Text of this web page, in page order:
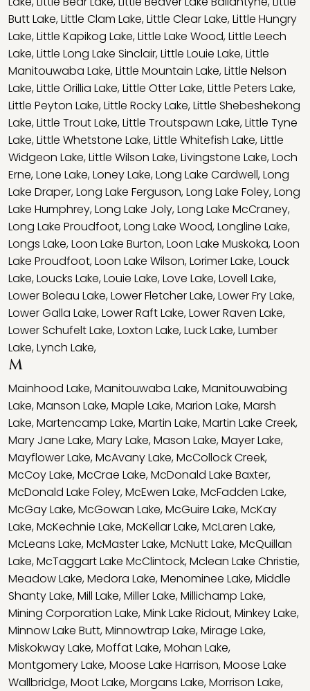
Butt Lake,Little Clam Lake,Little Clear Lake,Little Hungry
Lake,Little Kapikog Lake,Little Lake Wood,Little Leech
Lake,Little Long Lake Sinclair,Little Louie Lake,Little
Manitouwaba Lake,Little Mountain Lake,Little Nelson
Lake,Little Orillia Lake,Little Otter Lake,Little Peters Lake,
Little Peyton Lake,Little Rocky Lake,Little Shebeshekong
Lake,Little Trout Lake,Little Troutspawn Lake,Little Tyne
Lake,Little Whetstone Lake,Little Whitefish Lake,Little
Widgeon Lake,Little Wilson Lake,Livingstone Lake,Loch
Erne,Lone Lake,Loney Lake,Long Lake Cardwell,Long
Lake Draper,Long Lake Ferguson,Long Lake Foley,Long
Lake Humphrey,Long Lake Joly,Long Lake McCraney,
Long Lake Proudfoot,Long Lake Wood,Longline Lake,
Longs Lake,Loon Lake Burton,Loon Lake Muskoka,Loon
Lake Proudfoot,Loon Lake Wilson,Lorimer Lake,Louck
Lake,Loucks Lake,Louie Lake,Love Lake,Lovell Lake,
Lower Boleau Lake,Lower Fletcher Lake,Lower Fry Lake,
Lower Galla Lake,Lower Raft Lake,Lower Raven Lake,
Lower Schufelt Lake,Loxton Lake,Luck Lake,Lumber
Lake,Lynch Lake,
M
Mainhood Lake,Manitouwaba Lake,Manitouwabing
Lake,Manson Lake,Maple Lake,Marion Lake,Marsh
Lake,Martencamp Lake,Martin Lake,Martin Lake Creek,
Mary Jane Lake,Mary Lake,Mason Lake,Mayer Lake,
Mayflower Lake,McAvany Lake,McCollock Creek,
McCoy Lake,McCrae Lake,McDonald Lake Baxter,
McDonald Lake Foley,McEwen Lake,McFadden Lake,
McGay Lake,McGowan Lake,McGuire Lake,McKay
Lake,McKechnie Lake,McKellar Lake,McLaren Lake,
McLeans Lake,McMaster Lake,McNutt Lake,McQuillan
Lake,McTaggart Lake McClintock,Mclean Lake Christie,
Meadow Lake,Medora Lake,Menominee Lake,Middle
Shanty Lake,Mill Lake,Miller Lake,Millichamp Lake,
Mining Corporation Lake,Mink Lake Ridout,Minkey Lake,
Minnow Lake Butt,Minnowtrap Lake,Mirage Lake,
Miskokway Lake,Moffat Lake,Mohan Lake,
Montgomery Lake,Moose Lake Harrison,Moose Lake
Wallbridge,Moot Lake,Morgans Lake,Morrison Lake,